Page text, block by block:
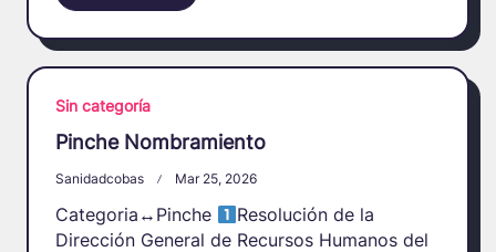
Sin categoría
Pinche Nombramiento
Sanidadcobas Mar 25, 2026
Categoria ↔️ Pinche
Resolución de la
Dirección General de Recursos Humanos del